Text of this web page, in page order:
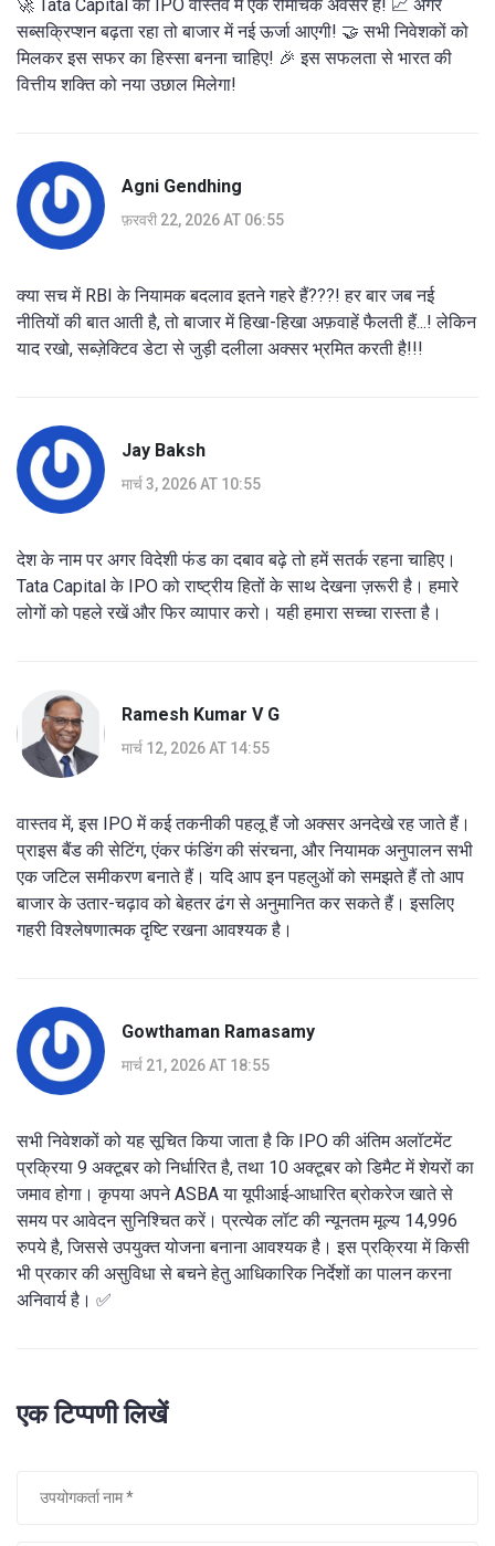
🚀 Tata Capital का IPO वास्तव में एक रोमांचक अवसर है! 📈 अगर
सब्सक्रिप्शन बढ़ता रहा तो बाजार में नई ऊर्जा आएगी! 🤝 सभी निवेशकों को
मिलकर इस सफर का हिस्सा बनना चाहिए! 🎉 इस सफलता से भारत की
वित्तीय शक्ति को नया उछाल मिलेगा!
Agni Gendhing
फ़रवरी 22, 2026 AT 06:55
क्या सच में RBI के नियामक बदलाव इतने गहरे हैं???! हर बार जब नई
नीतियों की बात आती है, तो बाजार में हिखा-हिखा अफ़वाहें फैलती हैं...! लेकिन
याद रखो, सब्ज़ेक्टिव डेटा से जुड़ी दलीला अक्सर भ्रमित करती है!!!
Jay Baksh
मार्च 3, 2026 AT 10:55
देश के नाम पर अगर विदेशी फंड का दबाव बढ़े तो हमें सतर्क रहना चाहिए।
Tata Capital के IPO को राष्ट्रीय हितों के साथ देखना ज़रूरी है। हमारे
लोगों को पहले रखें और फिर व्यापार करो। यही हमारा सच्चा रास्ता है।
Ramesh Kumar V G
मार्च 12, 2026 AT 14:55
वास्तव में, इस IPO में कई तकनीकी पहलू हैं जो अक्सर अनदेखे रह जाते हैं।
प्राइस बैंड की सेटिंग, एंकर फंडिंग की संरचना, और नियामक अनुपालन सभी
एक जटिल समीकरण बनाते हैं। यदि आप इन पहलुओं को समझते हैं तो आप
बाजार के उतार-चढ़ाव को बेहतर ढंग से अनुमानित कर सकते हैं। इसलिए
गहरी विश्लेषणात्मक दृष्टि रखना आवश्यक है।
Gowthaman Ramasamy
मार्च 21, 2026 AT 18:55
सभी निवेशकों को यह सूचित किया जाता है कि IPO की अंतिम अलॉटमेंट
प्रक्रिया 9 अक्टूबर को निर्धारित है, तथा 10 अक्टूबर को डिमैट में शेयरों का
जमाव होगा। कृपया अपने ASBA या यूपीआई‑आधारित ब्रोकरेज खाते से
समय पर आवेदन सुनिश्चित करें। प्रत्येक लॉट की न्यूनतम मूल्य 14,996
रुपये है, जिससे उपयुक्त योजना बनाना आवश्यक है। इस प्रक्रिया में किसी
भी प्रकार की असुविधा से बचने हेतु आधिकारिक निर्देशों का पालन करना
अनिवार्य है। ✅
एक टिप्पणी लिखें